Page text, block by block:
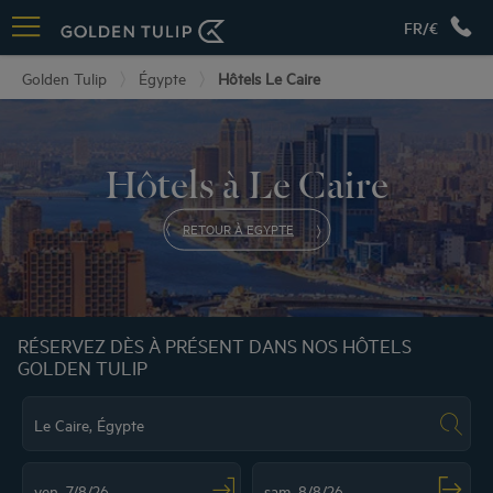
FR/€
Golden Tulip Égypte Hôtels Le Caire
Hôtels à Le Caire
RETOUR À EGYPTE
RÉSERVEZ DÈS À PRÉSENT DANS NOS HÔTELS
GOLDEN TULIP